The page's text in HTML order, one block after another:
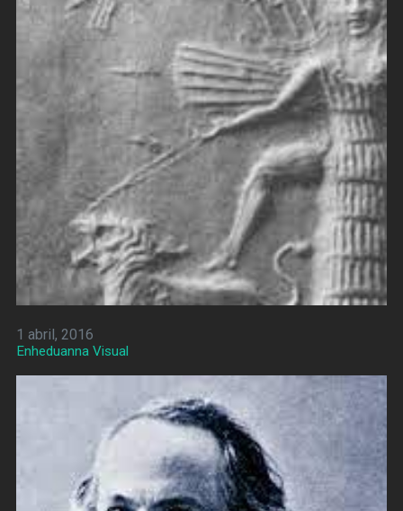
1 abril, 2016
Enheduanna Visual